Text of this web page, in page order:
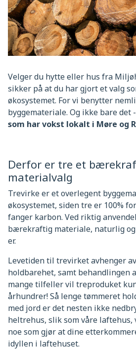
Velger du hytte eller hus fra
sikker på at du har gjort et valg
økosystemet. For vi benytter
byggemateriale. Og ikke bare det -
som har vokst lokalt i Møre og
Derfor er tre et
materialvalg
Trevirke er et overlegent
økosystemet, siden tre er 100%
fanger karbon. Ved riktig
bærekraftig materiale, naturlig
er.
Levetiden til trevirket avhenger
holdbarehet, samt behandlingen
mange tilfeller vil treproduket
århundrer! Så lenge tømmeret
med jord er det nesten ikke
heltrehus, slik som våre laftehus,
noe som gjør at dine
idyllen i laftehuset.